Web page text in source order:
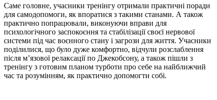
Саме головне, учасники тренінгу отримали практичні поради
для самодопомоги, як впоратися з такими станами. А також
практично попрацювали, виконуючи вправи для
психологічного заспокоєння та стабілізації своєї нервової
системи під час воєнного стану і загрози для життя. Учасники
поділилися, що було дуже комфортно, відчули розслаблення
після м’язової релаксації по Джекобсону, а також пішли з
тренінгу з готовим планом турботи про себе на найближчий
час та розумінням, як практично допомогти собі.